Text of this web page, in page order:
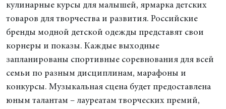
кулинарные курсы для малышей, ярмарка детских
товаров для творчества и развития. Российские
бренды модной детской одежды представят свои
корнеры и показы. Каждые выходные
запланированы спортивные соревнования для всей
семьи по разным дисциплинам, марафоны и
конкурсы. Музыкальная сцена будет предоставлена
юным талантам – лауреатам творческих премий,